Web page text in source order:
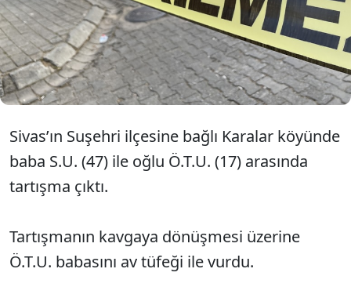
tarafından av tüfeğiyle vurulan
baba yaşamını yitirdi.
Sivas’ın Suşehri ilçesine bağlı Karalar köyünde
baba S.U. (47) ile oğlu Ö.T.U. (17) arasında
tartışma çıktı.
Tartışmanın kavgaya dönüşmesi üzerine
Ö.T.U. babasını av tüfeği ile vurdu.